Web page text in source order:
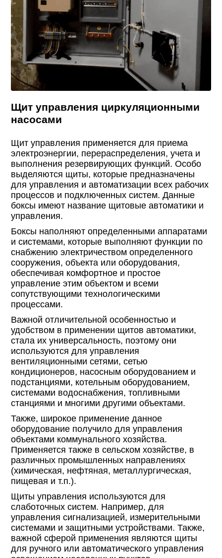
Щит управления циркуляционными
насосами
Щит управления применяется для приема
электроэнергии, перераспределения, учета и
выполнения резервирующих функций. Особо
выделяются щиты, которые предназначены
для управления и автоматизации всех рабочих
процессов и подключенных систем. Данные
боксы имеют название щитовые автоматики и
управления.
Боксы наполняют определенными аппаратами
и системами, которые выполняют функции по
снабжению электричеством определенного
сооружения, объекта или оборудования,
обеспечивая комфортное и простое
управление этим объектом и всеми
сопутствующими технологическими
процессами.
Важной отличительной особенностью и
удобством в применении щитов автоматики,
стала их универсальность, поэтому они
используются для управления
вентиляционными сетями, сетью
кондиционеров, насосным оборудованием и
подстанциями, котельным оборудованием,
системами водоснабжения, топливными
станциями и многими другими объектами.
Также, широкое применение данное
оборудование получило для управления
объектами коммунального хозяйства.
Применяется также в сельском хозяйстве, в
различных промышленных направлениях
(химическая, нефтяная, металлургическая,
пищевая и т.п.).
Щиты управления используются для
слаботочных систем. Например, для
управления сигнализацией, измерительными
системами и защитными устройствами. Также,
важной сферой применения являются щиты
для ручного или автоматического управления